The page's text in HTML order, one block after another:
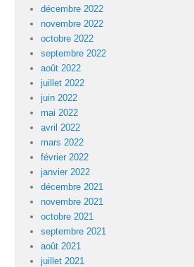
décembre 2022
novembre 2022
octobre 2022
septembre 2022
août 2022
juillet 2022
juin 2022
mai 2022
avril 2022
mars 2022
février 2022
janvier 2022
décembre 2021
novembre 2021
octobre 2021
septembre 2021
août 2021
juillet 2021